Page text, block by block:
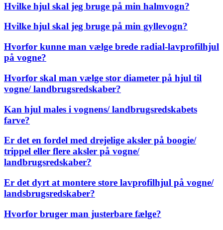
Hvilke hjul skal jeg bruge på min halmvogn?
Hvilke hjul skal jeg bruge på min gyllevogn?
Hvorfor kunne man vælge brede radial-lavprofilhjul
på vogne?
Hvorfor skal man vælge stor diameter på hjul til
vogne/ landbrugsredskaber?
Kan hjul males i vognens/ landbrugsredskabets
farve?
Er det en fordel med drejelige aksler på boogie/
trippel eller flere aksler på vogne/
landbrugsredskaber?
Er det dyrt at montere store lavprofilhjul på vogne/
landsbrugsredskaber?
Hvorfor bruger man justerbare fælge?